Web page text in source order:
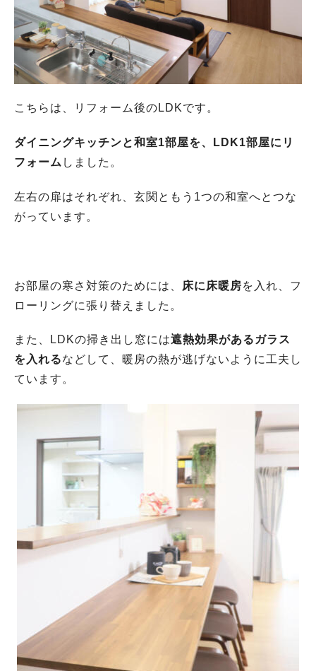
こちらは、リフォーム後のLDKです。
ダイニングキッチンと和室1部屋を、LDK1部屋にリ
フォーム しました。
左右の扉はそれぞれ、玄関ともう1つの和室へとつな
がっています。
お部屋の寒さ対策のためには、 床に床暖房を入れ、フ
ローリングに張り替えました。
また、LDKの掃き出し窓には遮熱効果があるガラス
を入れるなどして、暖房の熱が逃げないように工夫し
ています。